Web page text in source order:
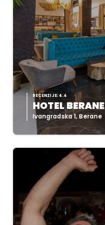
RECENZIJE: 4.4
HOTEL BERANE
Ivangradska 1, Berane